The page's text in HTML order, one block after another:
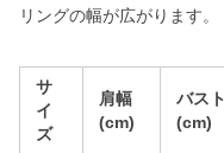
リングの幅が広がります。
サ
イ
ズ
肩幅
(cm)
バスト
(cm)